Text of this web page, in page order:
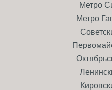
Метро
Метро